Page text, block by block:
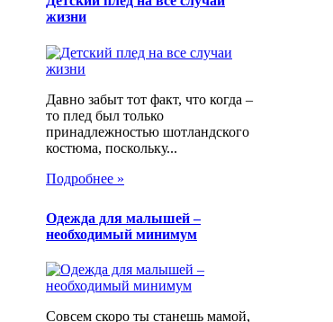
жизни
Давно забыт тот факт, что когда –
то плед был только
принадлежностью шотландского
костюма, поскольку...
Подробнее »
Одежда для малышей –
необходимый минимум
Совсем скоро ты станешь мамой,